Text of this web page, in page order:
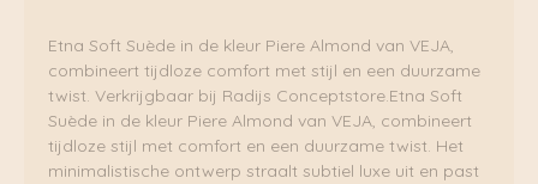
Etna Soft Suède in de kleur Piere Almond van VEJA,
combineert tijdloze comfort met stijl en een duurzame
twist. Verkrijgbaar bij Radijs Conceptstore.Etna Soft
Suède in de kleur Piere Almond van VEJA, combineert
tijdloze stijl met comfort en een duurzame twist. Het
minimalistische ontwerp straalt subtiel luxe uit en past